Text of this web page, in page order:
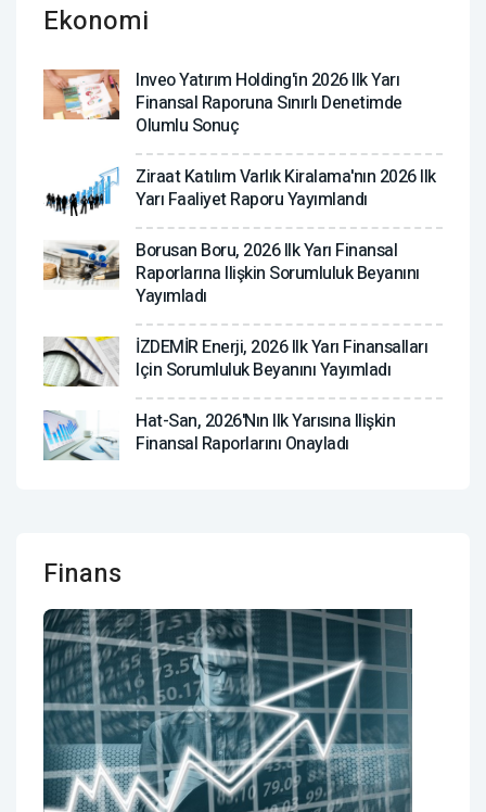
Ekonomi
Inveo Yatırım Holding'in 2026 Ilk Yarı
Finansal Raporuna Sınırlı Denetimde
Olumlu Sonuç
Ziraat Katılım Varlık Kiralama'nın 2026 Ilk
Yarı Faaliyet Raporu Yayımlandı
Borusan Boru, 2026 Ilk Yarı Finansal
Raporlarına Ilişkin Sorumluluk Beyanını
Yayımladı
İZDEMİR Enerji, 2026 Ilk Yarı Finansalları
Için Sorumluluk Beyanını Yayımladı
Hat-San, 2026'nın Ilk Yarısına Ilişkin
Finansal Raporlarını Onayladı
Finans